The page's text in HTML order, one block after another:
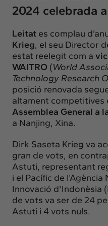
2024 celebrada
Leitat es complau
Krieg, el seu Director
estat reelegit com a
WAITRO (World
Technology Research
posició renovada
altament competitives
Assemblea General a
a Nanjing, Xina.
Dirk Saseta Krieg va
gran de vots, en
Astuti, representant
i el Pacífic de
Innovació d'Indonèsia
de vots va ser de 24
Astuti i 4 vots nuls.